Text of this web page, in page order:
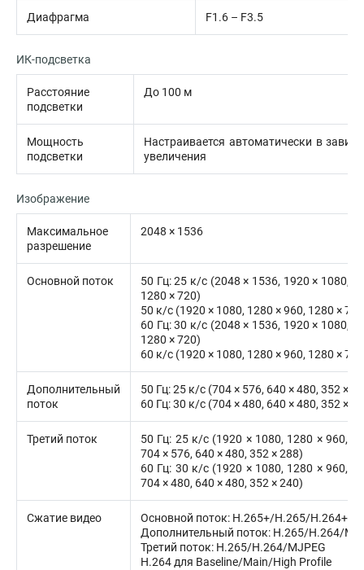
Диафрагма F1.6 – F3.5
ИК-подсветка
Расстояние
подсветки
До 100 м
Мощность
подсветки
Настраивается автоматически в
увеличения
Изображение
Максимальное
разрешение
2048 × 1536
Основной поток
50 Гц: 25 к/с (2048 × 1536, 1920 × 1080,
1280 × 720)
50 к/с (1920 × 1080, 1280 × 960, 1280 ×
60 Гц: 30 к/с (2048 × 1536, 1920 × 1080,
1280 × 720)
60 к/с (1920 × 1080, 1280 × 960, 1280 ×
Дополнительный
поток
50 Гц: 25 к/с (704 × 576, 640 × 480, 352 ×
60 Гц: 30 к/с (704 × 480, 640 × 480, 352 ×
Третий поток
50 Гц: 25 к/с (1920 × 1080, 1280 × 960,
704 × 576, 640 × 480, 352 × 288)
60 Гц: 30 к/с (1920 × 1080, 1280 × 960,
704 × 480, 640 × 480, 352 × 240)
Сжатие видео
Основной поток: H.265+/H.265/H.264+/
Дополнительный поток: H.265/H.264/
Третий поток: H.265/H.264/MJPEG
H.264 для Baseline/Main/High Profile